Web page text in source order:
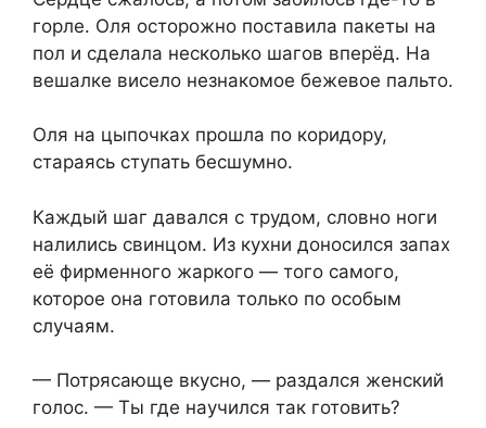
горле. Оля осторожно поставила пакеты на
пол и сделала несколько шагов вперёд. На
вешалке висело незнакомое бежевое пальто.
Оля на цыпочках прошла по коридору,
стараясь ступать бесшумно.
Каждый шаг давался с трудом, словно ноги
налились свинцом. Из кухни доносился запах
её фирменного жаркого — того самого,
которое она готовила только по особым
случаям.
— Потрясающе вкусно, — раздался женский
голос. — Ты где научился так готовить?